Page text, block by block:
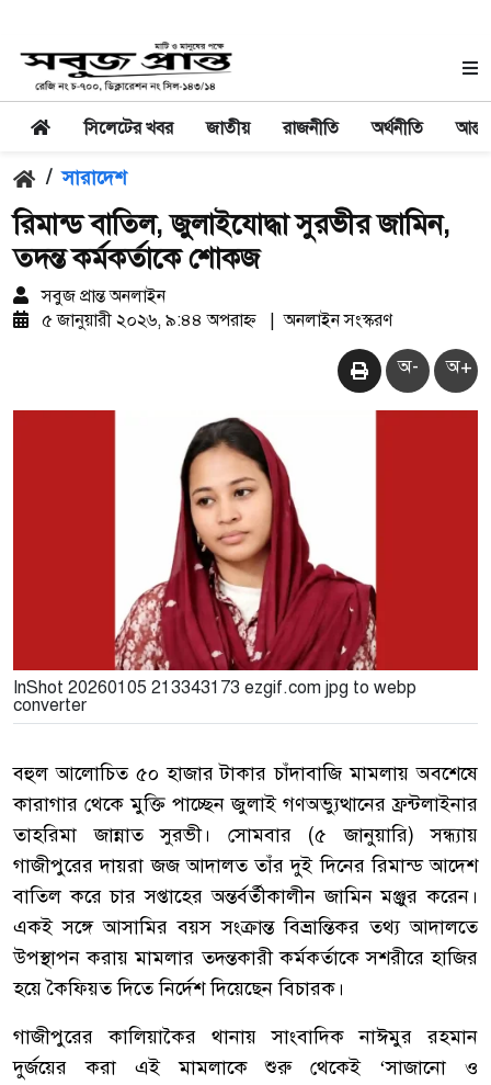
সিলেটের খবর জাতীয় রাজনীতি অর্থনীতি
/ সারাদেশ
রিমান্ড বাতিল, জুলাইযোদ্ধা সুরভীর জামিন,
তদন্ত কর্মকর্তাকে শোকজ
সবুজ প্রান্ত অনলাইন
৫ জানুয়ারী ২০২৬, ৯:৪৪ অপরাহ্ন
অনলাইন সংস্করণ
অ- অ+
InShot 20260105 213343173 ezgif.com jpg to webp
converter
বহুল আলোচিত ৫০ হাজার টাকার চাঁদাবাজি মামলায় অবশেষে
কারাগার থেকে মুক্তি পাচ্ছেন জুলাই গণঅভ্যুত্থানের ফ্রন্টলাইনার
তাহরিমা জান্নাত সুরভী। সোমবার (৫ জানুয়ারি) সন্ধ্যায়
গাজীপুরের দায়রা জজ আদালত তাঁর দুই দিনের রিমান্ড আদেশ
বাতিল করে চার সপ্তাহের অন্তর্বর্তীকালীন জামিন মঞ্জুর করেন।
একই সঙ্গে আসামির বয়স সংক্রান্ত বিভ্রান্তিকর তথ্য আদালতে
উপস্থাপন করায় মামলার তদন্তকারী কর্মকর্তাকে সশরীরে হাজির
হয়ে কৈফিয়ত দিতে নির্দেশ দিয়েছেন বিচারক।
‎গাজীপুরের কালিয়াকৈর থানায় সাংবাদিক নাঈমুর রহমান
দুর্জয়ের করা এই মামলাকে শুরু থেকেই ‘সাজানো ও